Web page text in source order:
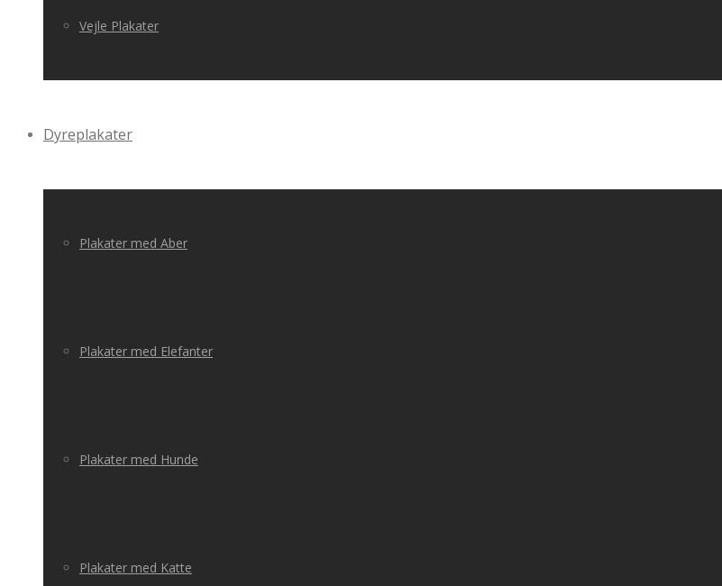
Vejle Plakater
Dyreplakater
Plakater med Aber
Plakater med Elefanter
Plakater med Hunde
Plakater med Katte